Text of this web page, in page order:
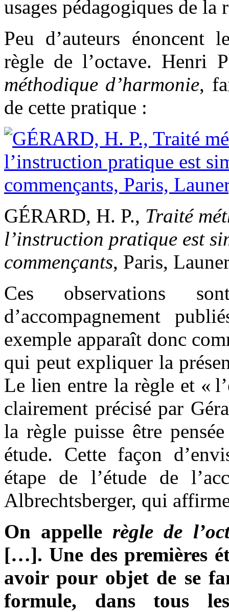
usages pédagogiques de
Peu d’auteurs énoncent
règle de l’octave. Henri
méthodique d’harmonie,
de cette pratique :
GÉRARD, H. P., Traité
l’instruction pratique est
commençants, Paris,
Ces observations
d’accompagnement
exemple apparaît donc
qui peut expliquer la
Le lien entre la règle et «
clairement précisé par
la règle puisse être
étude. Cette façon
étape de l’étude de
Albrechtsberger, qui
On appelle règle de
[…]. Une des premières
avoir pour objet de se
formule, dans tous